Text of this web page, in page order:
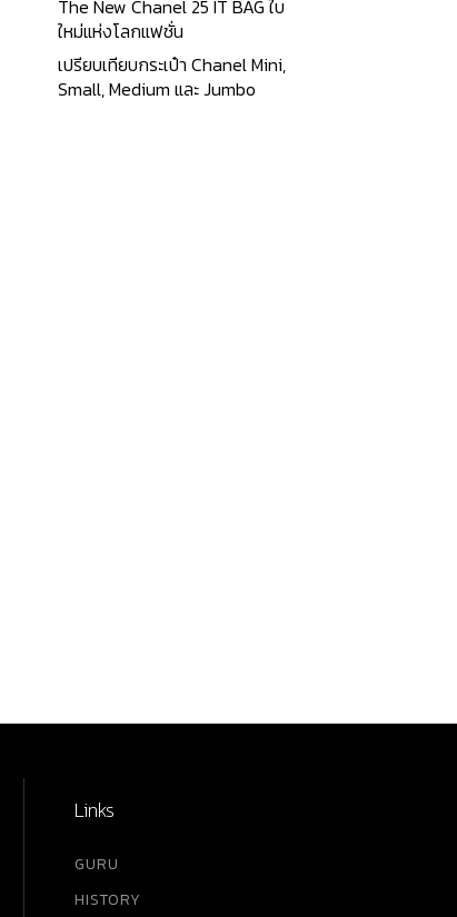
The New Chanel 25 IT BAG ใบ
ใหม่แห่งโลกแฟชั่น
เปรียบเทียบกระเป๋า Chanel Mini,
Small, Medium และ Jumbo
Links
GURU
HISTORY